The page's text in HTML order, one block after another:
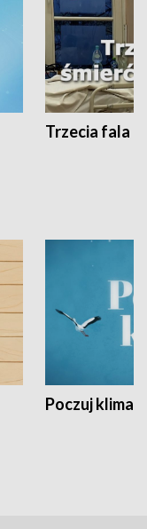
Trzecia fala -
Poczuj klimat